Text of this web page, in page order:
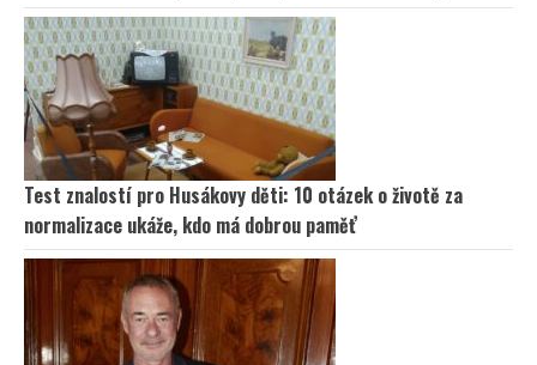
Test znalostí pro Husákovy děti: 10 otázek o životě za
normalizace ukáže, kdo má dobrou paměť